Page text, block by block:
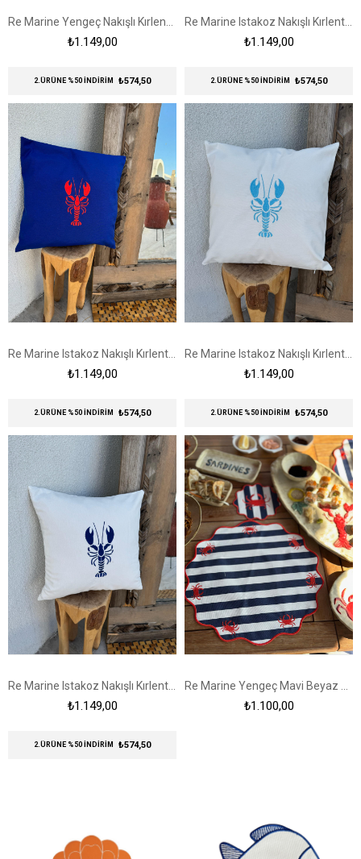
Re Marine Yengeç Nakışlı Kırlent Kılıfı Beyaz-Kırmızı
₺1.149,00
2.ÜRÜNE %50 İNDİRİM ₺574,50
Re Marine Istakoz Nakışlı Kırlent Kılıfı Beyaz-Kırmızı
₺1.149,00
2.ÜRÜNE %50 İNDİRİM ₺574,50
₺1.149,00
2.ÜRÜNE %50 İNDİRİM ₺574,50
₺1.149,00
2.ÜRÜNE %50 İNDİRİM ₺574,50
₺1.149,00
2.ÜRÜNE %50 İNDİRİM ₺574,50
₺1.100,00